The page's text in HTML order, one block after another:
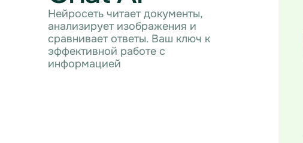
Нейросеть читает документы,
анализирует изображения и
сравнивает ответы. Ваш ключ к
эффективной работе с
информацией